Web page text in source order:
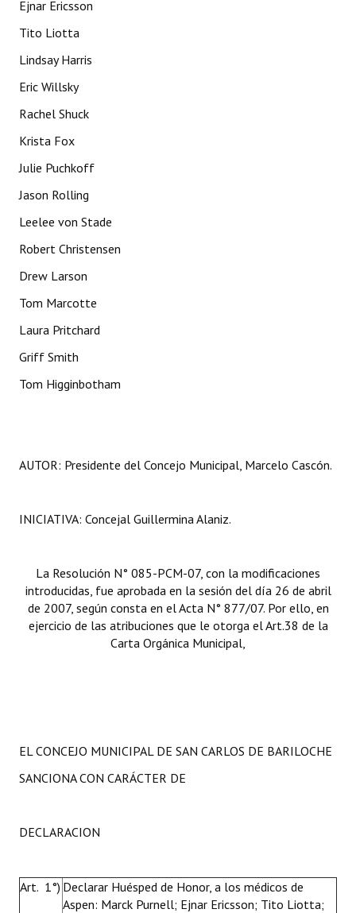
Reconocimientos - Registro
Bariloche, Municipio intercultural
Entrega de distinciones
Ejnar Ericsson
Tito Liotta
Lindsay Harris
Eric Willsky
Rachel Shuck
Krista Fox
Julie Puchkoff
Jason Rolling
Leelee von Stade
Robert Christensen
Drew Larson
Tom Marcotte
Laura Pritchard
Griff Smith
Tom Higginbotham
AUTOR: Presidente del Concejo Municipal, Marcelo Cascón.
INICIATIVA: Concejal Guillermina Alaniz.
La Resolución N° 085-PCM-07, con la modificaciones
introducidas, fue aprobada en la sesión del día 26 de abril
de 2007, según consta en el Acta N° 877/07. Por ello, en
ejercicio de las atribuciones que le otorga el Art.38 de la
Carta Orgánica Municipal,
EL CONCEJO MUNICIPAL DE SAN CARLOS DE BARILOCHE
SANCIONA CON CARÁCTER DE
DECLARACION
Art. 1°) Declarar Huésped de Honor, a los médicos de
Aspen: Marck Purnell; Ejnar Ericsson; Tito Liotta;